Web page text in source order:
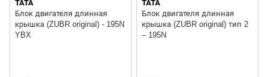
TATA
Блок двигателя длинная
крышка (ZUBR original) - 195N
YBX
TATA
Блок двигателя длинная
крышка (ZUBR original) тип 2
– 195N